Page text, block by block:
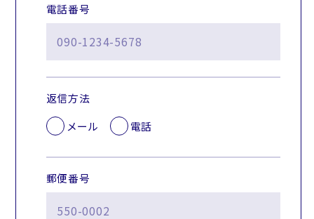
電話番号
返信方法
メール
電話
郵便番号